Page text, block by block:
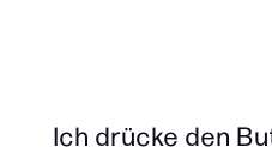
Ich drücke den